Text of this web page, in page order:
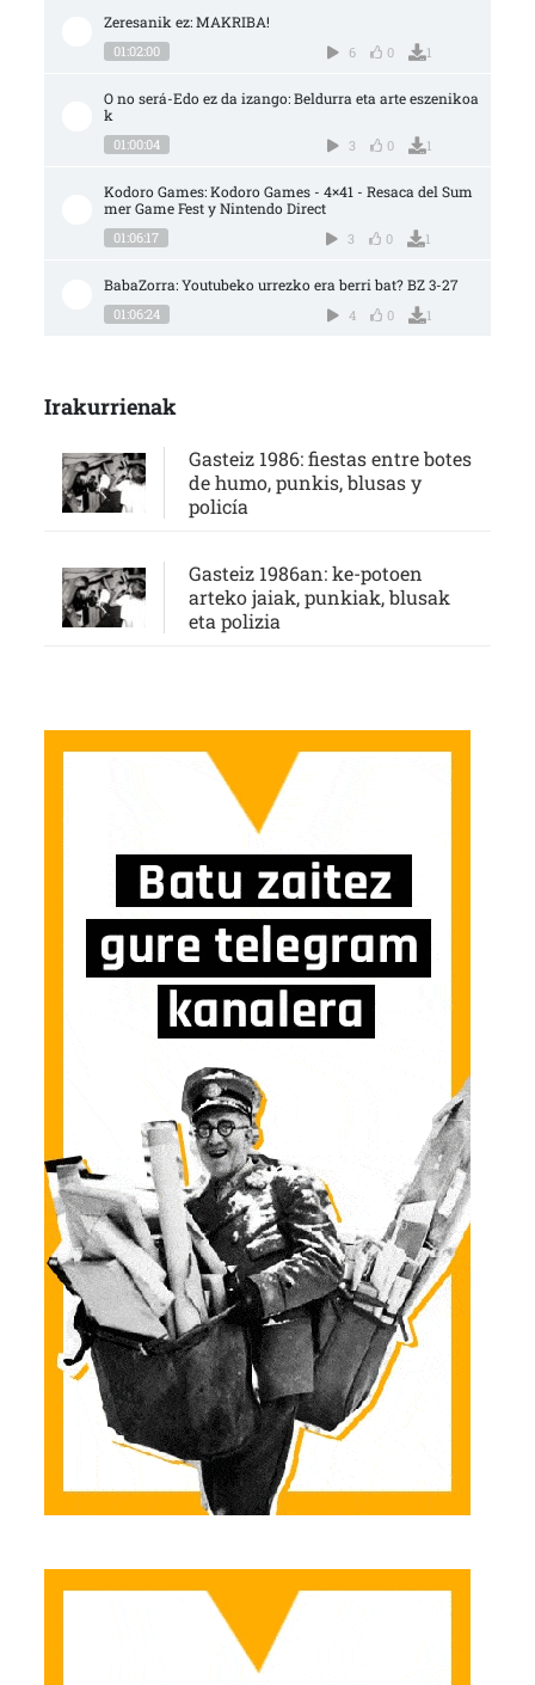
Zeresanik ez: MAKRIBA!
01:02:00 6 0 1
O no será-Edo ez da izango: Beldurra eta arte eszenikoa
k
01:00:04 3 0 1
Kodoro Games: Kodoro Games - 4×41 - Resaca del Sum
mer Game Fest y Nintendo Direct
01:06:17 3 0 1
BabaZorra: Youtubeko urrezko era berri bat? BZ 3-27
01:06:24 4 0 1
Irakurrienak
Gasteiz 1986: fiestas entre botes
de humo, punkis, blusas y
policía
Gasteiz 1986an: ke-potoen
arteko jaiak, punkiak, blusak
eta polizia